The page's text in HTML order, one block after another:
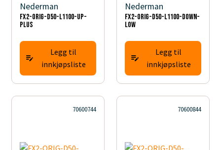
Nederman
FX2-ORIG-D50-L1100-Up-
PLUS
Legg til
innkjøpsliste
Nederman
FX2-ORIG-D50-L1100-Down-
Low
Legg til
innkjøpsliste
70600744 70600844